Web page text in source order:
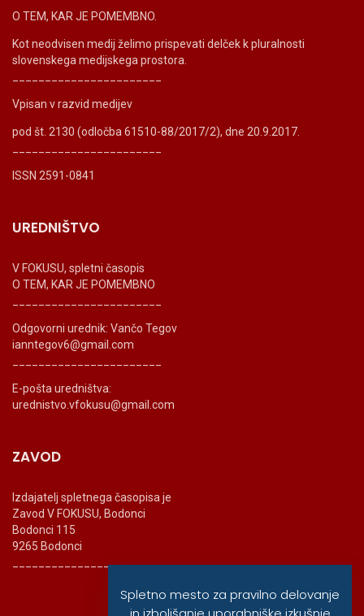
O TEM, KAR JE POMEMBNO.
Kot neodvisen medij želimo prispevati delček k pluralnosti
slovenskega medijskega prostora.
Vpisan v razvid medijev
pod št. 2130 (odločba 61510-88/2017/2), dne 20.9.2017.
ISSN 2591-0841
UREDNIŠTVO
V FOKUSU, spletni časopis
O TEM, KAR JE POMEMBNO
Odgovorni urednik: Vančo Tegov
ianntegov6@gmail.com
E-pošta uredništva:
urednistvo.vfokusu@gmail.com
ZAVOD
Izdajatelj spletnega časopisa je
Zavod V FOKUSU, Bodonci
Bodonci 115
9265 Bodonci
_______________________
Spletno mesto za pravilno delovanje